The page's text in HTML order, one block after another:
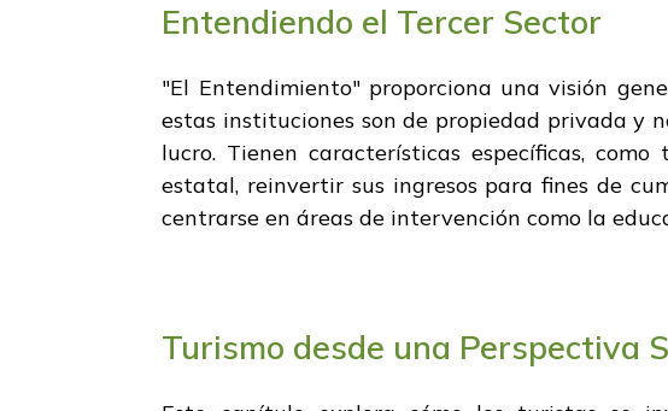
Entendiendo el Tercer Sector
"El Entendimiento" proporciona una visión
estas instituciones son de propiedad privada y
lucro. Tienen características específicas,
estatal, reinvertir sus ingresos para fines de
centrarse en áreas de intervención como la
Turismo desde una Perspectiva